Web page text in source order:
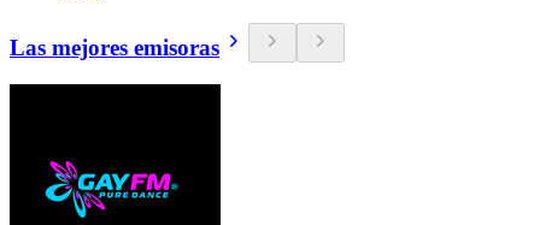
Las mejores emisoras